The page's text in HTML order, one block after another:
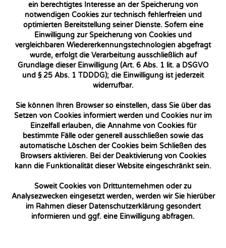
ein berechtigtes Interesse an der Speicherung von
notwendigen Cookies zur technisch fehlerfreien und
optimierten Bereitstellung seiner Dienste. Sofern eine
Einwilligung zur Speicherung von Cookies und
vergleichbaren Wiedererkennungstechnologien abgefragt
wurde, erfolgt die Verarbeitung ausschließlich auf
Grundlage dieser Einwilligung (Art. 6 Abs. 1 lit. a DSGVO
und § 25 Abs. 1 TDDDG); die Einwilligung ist jederzeit
widerrufbar.
Sie können Ihren Browser so einstellen, dass Sie über das
Setzen von Cookies informiert werden und Cookies nur im
Einzelfall erlauben, die Annahme von Cookies für
bestimmte Fälle oder generell ausschließen sowie das
automatische Löschen der Cookies beim Schließen des
Browsers aktivieren. Bei der Deaktivierung von Cookies
kann die Funktionalität dieser Website eingeschränkt sein.
Soweit Cookies von Drittunternehmen oder zu
Analysezwecken eingesetzt werden, werden wir Sie hierüber
im Rahmen dieser Datenschutzerklärung gesondert
informieren und ggf. eine Einwilligung abfragen.